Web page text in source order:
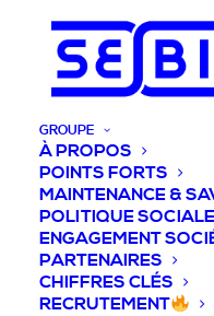
GROUPE
À PROPOS
POINTS FORTS
MAINTENANCE &
POLITIQUE SOCIALE
ENGAGEMENT
PARTENAIRES
CHIFFRES CLÉS
RECRUTEMENT